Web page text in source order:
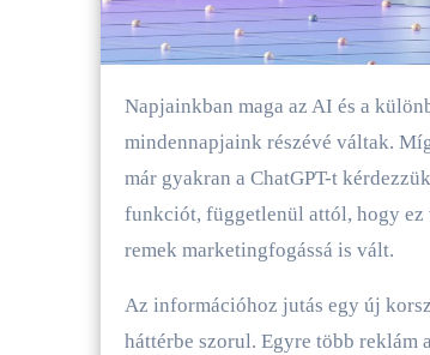
Napjainkban maga az AI és a különböző mesterséges intelligenciát használó alkalmazások a
mindennapjaink részévé váltak.
már gyakran a ChatGPT-t
funkciót, függetlenül attól, hogy ez
remek marketingfogássá is vált.
Az információhoz jutás egy új
háttérbe szorul. Egyre több reklám